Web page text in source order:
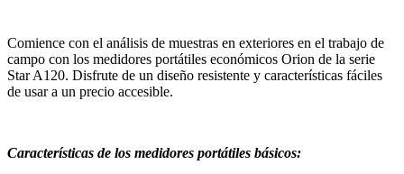
Comience con el análisis de muestras en exteriores en el trabajo de
campo con los medidores portátiles económicos Orion de la serie
Star A120. Disfrute de un diseño resistente y características fáciles
de usar a un precio accesible.
Características de los medidores portátiles básicos: